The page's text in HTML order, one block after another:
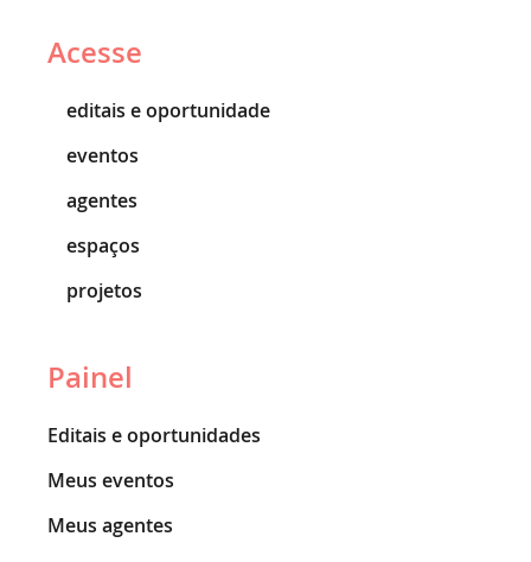
Acesse
editais e oportunidade
eventos
agentes
espaços
projetos
Painel
Editais e oportunidades
Meus eventos
Meus agentes